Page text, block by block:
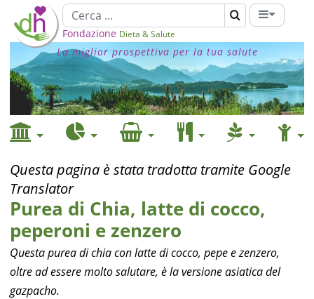
Fondazione Dieta & Salute
La miglior prospettiva per la tua salute
Questa pagina è stata tradotta tramite Google
Translator
Purea di Chia, latte di cocco,
peperoni e zenzero
Questa purea di chia con latte di cocco, pepe e zenzero,
oltre ad essere molto salutare, è la versione asiatica del
gazpacho.